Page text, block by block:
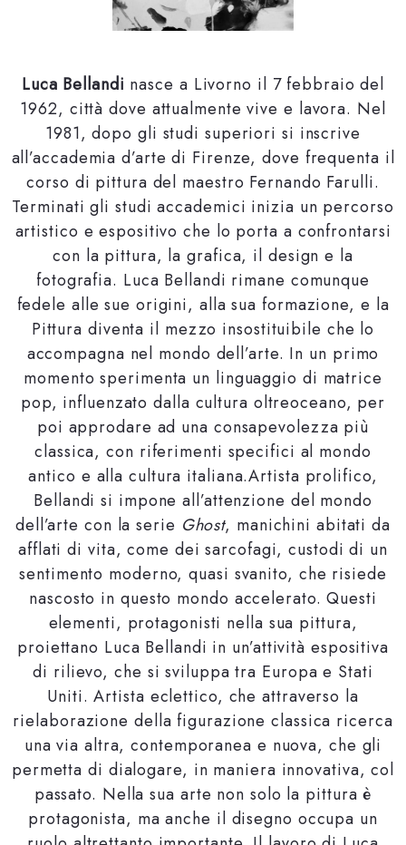
Luca Bellandi nasce a Livorno il 7 febbraio del
1962, città dove attualmente vive e lavora. Nel
1981, dopo gli studi superiori si inscrive
all’accademia d’arte di Firenze, dove frequenta il
corso di pittura del maestro Fernando Farulli.
Terminati gli studi accademici inizia un percorso
artistico e espositivo che lo porta a confrontarsi
con la pittura, la grafica, il design e la
fotografia. Luca Bellandi rimane comunque
fedele alle sue origini, alla sua formazione, e la
Pittura diventa il mezzo insostituibile che lo
accompagna nel mondo dell’arte. In un primo
momento sperimenta un linguaggio di matrice
pop, influenzato dalla cultura oltreoceano, per
poi approdare ad una consapevolezza più
classica, con riferimenti specifici al mondo
antico e alla cultura italiana.Artista prolifico,
Bellandi si impone all’attenzione del mondo
dell’arte con la serie Ghost, manichini abitati da
afflati di vita, come dei sarcofagi, custodi di un
sentimento moderno, quasi svanito, che risiede
nascosto in questo mondo accelerato. Questi
elementi, protagonisti nella sua pittura,
proiettano Luca Bellandi in un’attività espositiva
di rilievo, che si sviluppa tra Europa e Stati
Uniti. Artista eclettico, che attraverso la
rielaborazione della figurazione classica ricerca
una via altra, contemporanea e nuova, che gli
permetta di dialogare, in maniera innovativa, col
passato. Nella sua arte non solo la pittura è
protagonista, ma anche il disegno occupa un